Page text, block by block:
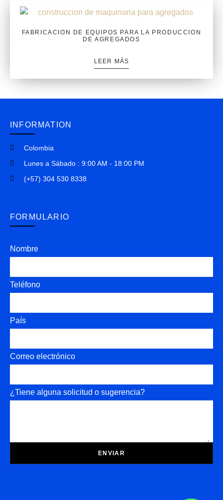
FABRICACION DE EQUIPOS PARA LA PRODUCCION
DE AGREGADOS
LEER MÁS
INFORMATION
Colombia
Lunes a Sábado : 9:00 AM - 18:00 PM
(+57) 304 530 8338
FORMULARIO
Nombre
Teléfono
País
Correo electrónico
¿Tiene alguna solicitud o sugerencia?
ENVIAR